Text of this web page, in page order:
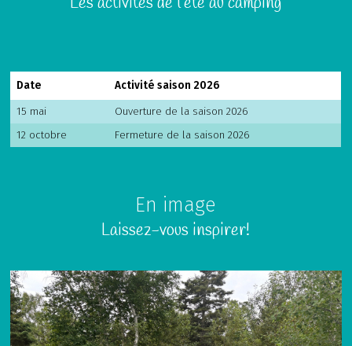
Date
Activité saison 2026
15 mai
Ouverture de la saison 2026
12 octobre
Fermeture de la saison 2026
En image
Laissez-vous inspirer!